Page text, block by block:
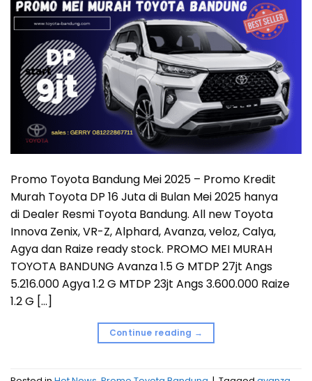
Promo Toyota Bandung Mei 2025 – Promo Kredit
Murah Toyota DP 16 Juta di Bulan Mei 2025 hanya
di Dealer Resmi Toyota Bandung. All new Toyota
Innova Zenix, VR-Z, Alphard, Avanza, veloz, Calya,
Agya dan Raize ready stock. PROMO MEI MURAH
TOYOTA BANDUNG Avanza 1.5 G MTDP 27jt Angs
5.216.000 Agya 1.2 G MTDP 23jt Angs 3.600.000 Raize
1.2 G […]
Continue reading →